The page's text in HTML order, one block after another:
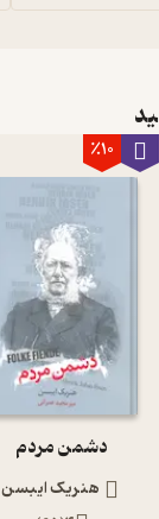
٪10
دشمن مردم
هنریک ایبسن